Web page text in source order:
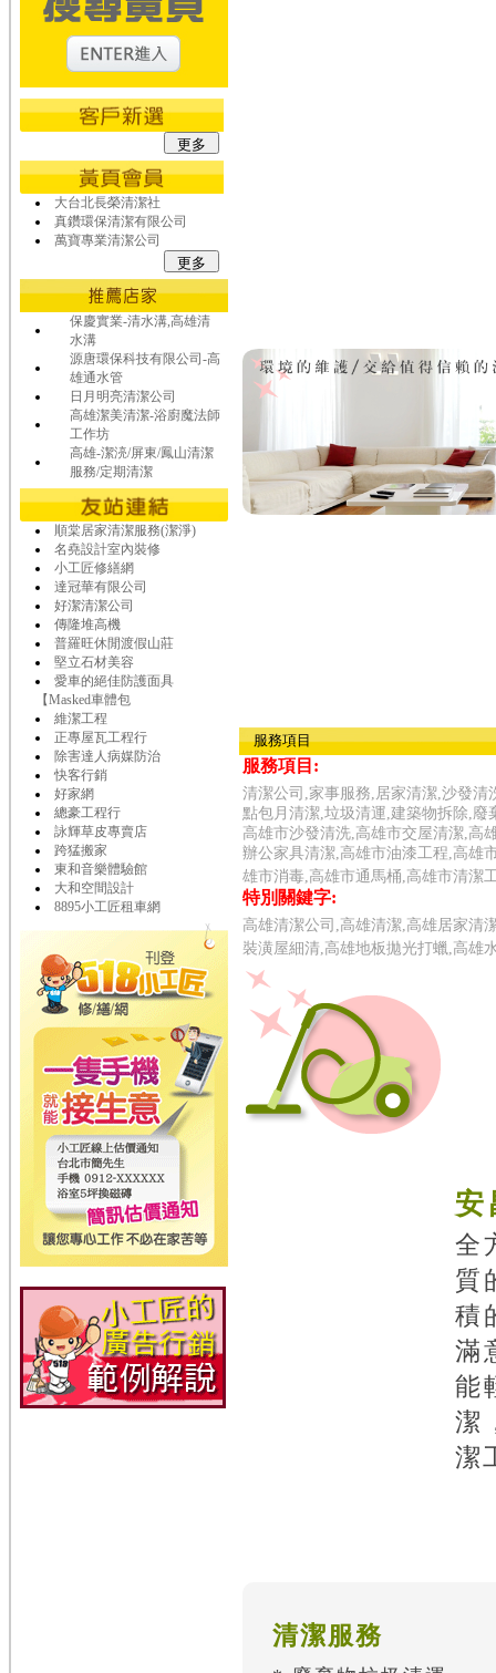
大台北長榮清潔社
真鑽環保清潔有限公司
萬寶專業清潔公司
保慶實業-清水溝,高雄清
水溝
源唐環保科技有限公司-高
雄通水管
日月明亮清潔公司
高雄潔美清潔-浴廚魔法師
工作坊
高雄-潔湸/屏東/鳳山清潔
服務/定期清潔
順棠居家清潔服務(潔淨)
名堯設計室內裝修
小工匠修繕網
達冠華有限公司
好潔清潔公司
傳隆堆高機
普羅旺休閒渡假山莊
堅立石材美容
愛車的絕佳防護面具
【Masked車體包
維潔工程
正專屋瓦工程行
除害達人病媒防治
快客行銷
好家網
總豪工程行
詠輝草皮專賣店
跨猛搬家
東和音樂體驗館
大和空間設計
8895小工匠租車網
服務項目
服務項目:
清潔公司,家事服務,居家清潔,沙發
點包月清潔,垃圾清運,建築物拆除,
高雄市沙發清洗,高雄市交屋清潔,高
辦公家具清潔,高雄市油漆工程,高雄
雄市消毒,高雄市通馬桶,高雄市清潔
特別關鍵字:
高雄清潔公司,高雄清潔,高雄居家清
裝潢屋細清,高雄地板拋光打蠟,高雄
安
全
質
積
滿
能
潔
潔
清潔服務